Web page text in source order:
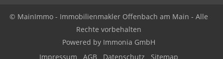
© MainImmo - Immobilienmakler Offenbach am Main - Alle
Rechte vorbehalten
Powered by Immonia GmbH
Impressum
AGB Datenschutz Sitemap